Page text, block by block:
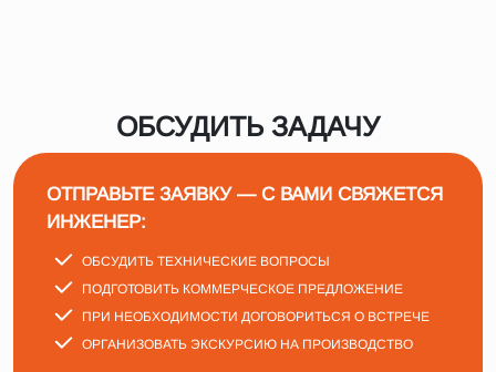
ОБСУДИТЬ ЗАДАЧУ
ОТПРАВЬТЕ ЗАЯВКУ — С ВАМИ СВЯЖЕТСЯ
ИНЖЕНЕР:
ОБСУДИТЬ ТЕХНИЧЕСКИЕ ВОПРОСЫ
ПОДГОТОВИТЬ КОММЕРЧЕСКОЕ ПРЕДЛОЖЕНИЕ
ПРИ НЕОБХОДИМОСТИ ДОГОВОРИТЬСЯ О ВСТРЕЧЕ
ОРГАНИЗОВАТЬ ЭКСКУРСИЮ НА ПРОИЗВОДСТВО